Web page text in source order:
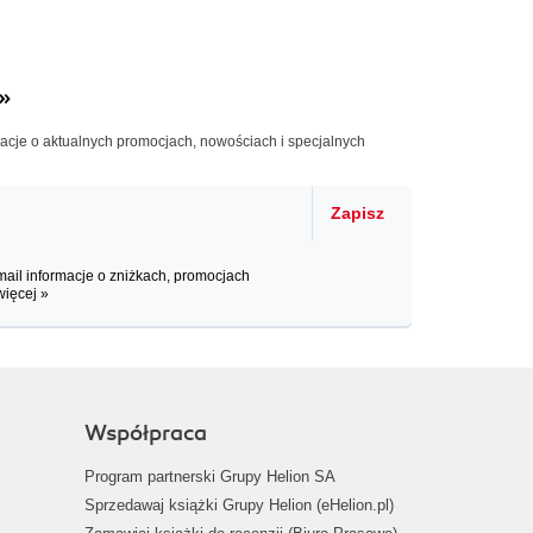
o aktualnych promocjach, nowościach i specjalnych
Zapisz
informacje o zniżkach, promocjach
»
Współpraca
Program partnerski Grupy Helion SA
Sprzedawaj książki Grupy Helion (eHelion.pl)